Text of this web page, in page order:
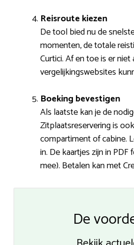
Reisroute kiezen
De tool bied nu de
momenten, de totale
Curtici. Af en toe is er
vergelijkingswebsites
Boeking bevestigen
Als laatste kan je de
Zitplaatsreservering is
compartiment of cabine.
in. De kaartjes zijn in
mee). Betalen kan met
De